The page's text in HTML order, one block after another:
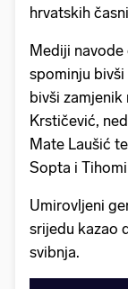
hrvatskih
Mediji navode
spominju
bivši
Krstičević,
Mate Laušić
Sopta i
Umirovljeni
srijedu kazao
svibnja.